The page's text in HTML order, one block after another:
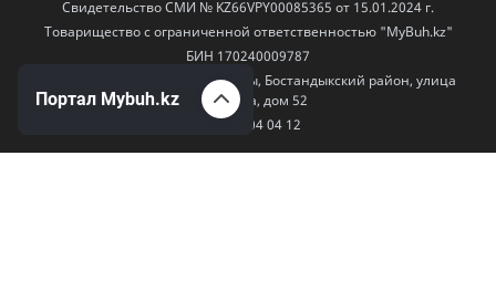
Свидетельство СМИ № KZ66VPY00085365 от 15.01.2024 г.
Товарищество с ограниченной ответственностью "MyBuh.kz"
БИН 170240009787
050000, Казахстан, город Алматы, Бостандыкский район, улица
Егизбаева, дом 52
+7 777 504 04 12
Портал Mybuh.kz